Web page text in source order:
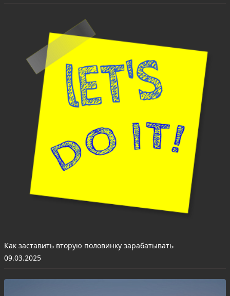
Как заставить вторую половинку зарабатывать
09.03.2025